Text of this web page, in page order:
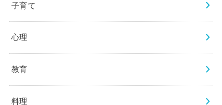
子育て
心理
教育
料理